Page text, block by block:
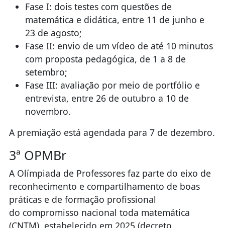
Fase I: dois testes com questões de
matemática e didática, entre 11 de junho e
23 de agosto;
Fase II: envio de um vídeo de até 10 minutos
com proposta pedagógica, de 1 a 8 de
setembro;
Fase III: avaliação por meio de portfólio e
entrevista, entre 26 de outubro a 10 de
novembro.
A premiação está agendada para 7 de dezembro.
3ª OPMBr
A Olímpiada de Professores faz parte do eixo de
reconhecimento e compartilhamento de boas
práticas e de formação profissional
do compromisso nacional toda matemática
(CNTM), estabelecido em 2025 (decreto